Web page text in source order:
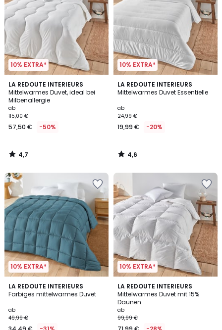
10% EXTRA*
LA REDOUTE INTERIEURS
Mittelwarmes Duvet, ideal bei
Milbenallergie
ab
115,00 €
57,50 € -50%
4,7
/ 5
4,7
/
10% EXTRA*
LA REDOUTE INTERIEURS
Mittelwarmes Duvet Essentielle
ab
24,99 €
19,99 € -20%
4,6
/ 5
4,6
/
10% EXTRA*
LA REDOUTE INTERIEURS
Farbiges mittelwarmes Duvet
ab
49,99 €
4,3
/ 5
6
Farben
10% EXTRA*
LA REDOUTE INTERIEURS
Mittelwarmes Duvet mit 15%
Daunen
ab
99,99 €
4,3
/ 5